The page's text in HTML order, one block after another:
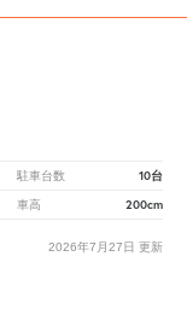
駐車台数 10台
車高 200cm
2026年7月27日 更新